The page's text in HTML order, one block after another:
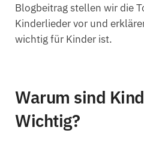
Blogbeitrag stellen wir die
Kinderlieder vor und
wichtig für Kinder ist.
Warum sind
Wichtig?